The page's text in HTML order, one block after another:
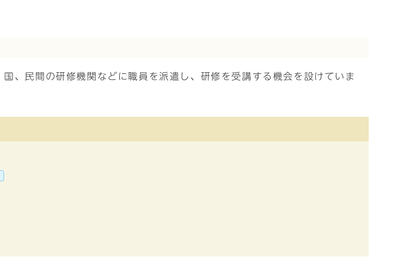
、民間の研修機関などに職員を派遣し、研修を受講する機会を設けていま